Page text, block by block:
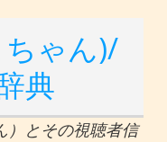
ゃん)/
典
）とその視聴者信